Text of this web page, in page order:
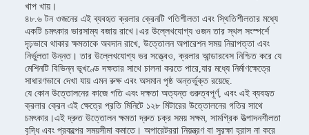
খাপ খায়।
৪৮.৬ টন ওজনের এই ব্যবহৃত ক্রলার ক্রেনটি গতিশীলতা এবং স্থিতিশীলতার মধ্যে
একটি চমৎকার ভারসাম্য বজায় রাখে।এর উল্লেখযোগ্য ওজন তার স্থল সংস্পর্শে
দৃঢ়ভাবে থাকার ক্ষমতাকে অবদান রাখে, উত্তোলন অপারেশন সময় নিরাপত্তা এবং
নির্ভুলতা উন্নত। তার উল্লেখযোগ্য ভর সত্ত্বেও, ক্রলার আন্ডারবেস নিশ্চিত করে যে
মেশিনটি বিভিন্ন ভূখণ্ডে দক্ষতার সাথে চালনা করতে পারে,যার মধ্যে নির্মাণক্ষেত্রে
সাধারণভাবে দেখা যায় এমন রুক্ষ এবং অসমান পৃষ্ঠ অন্তর্ভুক্ত রয়েছে.
যে কোন উত্তোলনের কাজে গতি এবং দক্ষতা অত্যন্ত গুরুত্বপূর্ণ, এবং এই ব্যবহৃত
ক্রলার ক্রেন এই ক্ষেত্রে প্রতি মিনিটে ১২৮ মিটারের উত্তোলনের গতির সাথে
চমৎকার।এই দ্রুত উত্তোলন ক্ষমতা দ্রুত চক্র সময় সক্ষম, সামগ্রিক উত্পাদনশীলতা
বৃদ্ধি এবং প্রকল্পের সময়সীমা কমাতে। অপারেটররা নিয়ন্ত্রণ বা সুরক্ষা হ্রাস না করে